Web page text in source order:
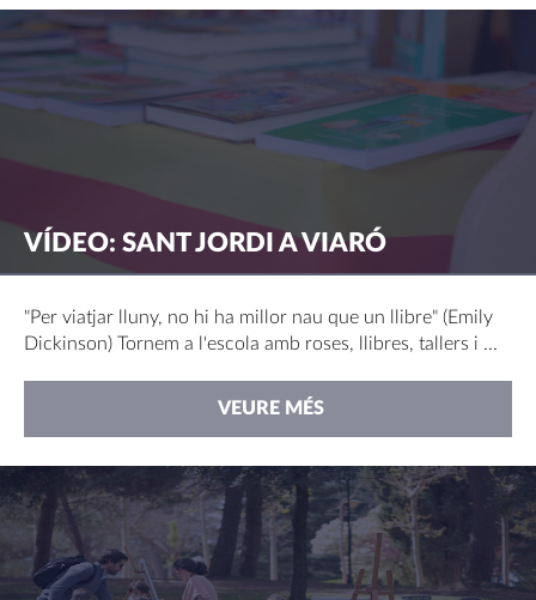
VÍDEO: SANT JORDI A VIARÓ
"Per viatjar lluny, no hi ha millor nau que un llibre" (Emily
Dickinson) Tornem a l'escola amb roses, llibres, tallers i ...
VEURE MÉS